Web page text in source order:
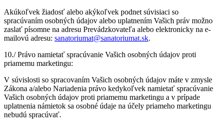
Akúkoľvek žiadosť alebo akýkoľvek podnet súvisiaci so
spracúvaním osobných údajov alebo uplatnením Vašich práv možno
zaslať písomne na adresu Prevádzkovateľa alebo elektronicky na e-
mailovú adresu: sanatoriumat@sanatoriumat.sk.
10./ Právo namietať spracúvanie Vašich osobných údajov proti
priamemu marketingu:
V súvislosti so spracovaním Vašich osobných údajov máte v zmysle
Zákona a/alebo Nariadenia právo kedykoľvek namietať spracúvanie
Vašich osobných údajov proti priamemu marketingu a v prípade
uplatnenia námietok sa osobné údaje na účely priameho marketingu
nebudú spracúvať.